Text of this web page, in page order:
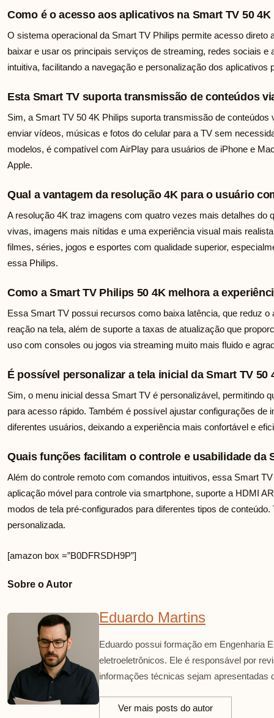
Como é o acesso aos aplicativos na Smart TV 50
O sistema operacional da Smart TV Philips permite acesso direto
baixar e usar os principais serviços de streaming, redes sociais e
intuitiva, facilitando a navegação e personalização dos aplicativos
Esta Smart TV suporta transmissão de conteúdos
Sim, a Smart TV 50 4K Philips suporta transmissão de
enviar vídeos, músicas e fotos do celular para a TV sem
modelos, é compatível com AirPlay para usuários de iPhone e
Apple.
Qual a vantagem da resolução 4K para o usuário
A resolução 4K traz imagens com quatro vezes mais detalhes do
vivas, imagens mais nítidas e uma experiência visual mais
filmes, séries, jogos e esportes com qualidade superior,
essa Philips.
Como a Smart TV Philips 50 4K melhora a
Essa Smart TV possui recursos como baixa latência, que reduz
reação na tela, além de suporte a taxas de atualização que
uso com consoles ou jogos via streaming muito mais fluido e
É possível personalizar a tela inicial da Smart TV 50
Sim, o menu inicial dessa Smart TV é personalizável, permitindo
para acesso rápido. Também é possível ajustar configurações de
diferentes usuários, deixando a experiência mais confortável e
Quais funções facilitam o controle e usabilidade da
Além do controle remoto com comandos intuitivos, essa Smart
aplicação móvel para controle via smartphone, suporte a HDMI
modos de tela pré-configurados para diferentes tipos de
personalizada.
[amazon box =”B0DFRSDH9P”]
Sobre o Autor
Eduardo Martins
Eduardo possui formação em Engenharia
eletroeletrônicos. Ele é responsável por
informações técnicas sejam apresentadas
Ver mais posts do autor